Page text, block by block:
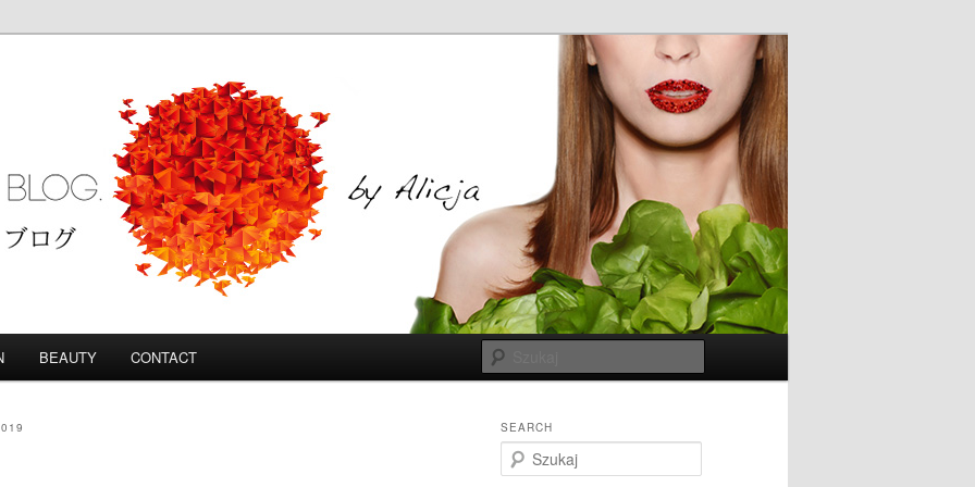
BEAUTY CONTACT
SEARCH
z